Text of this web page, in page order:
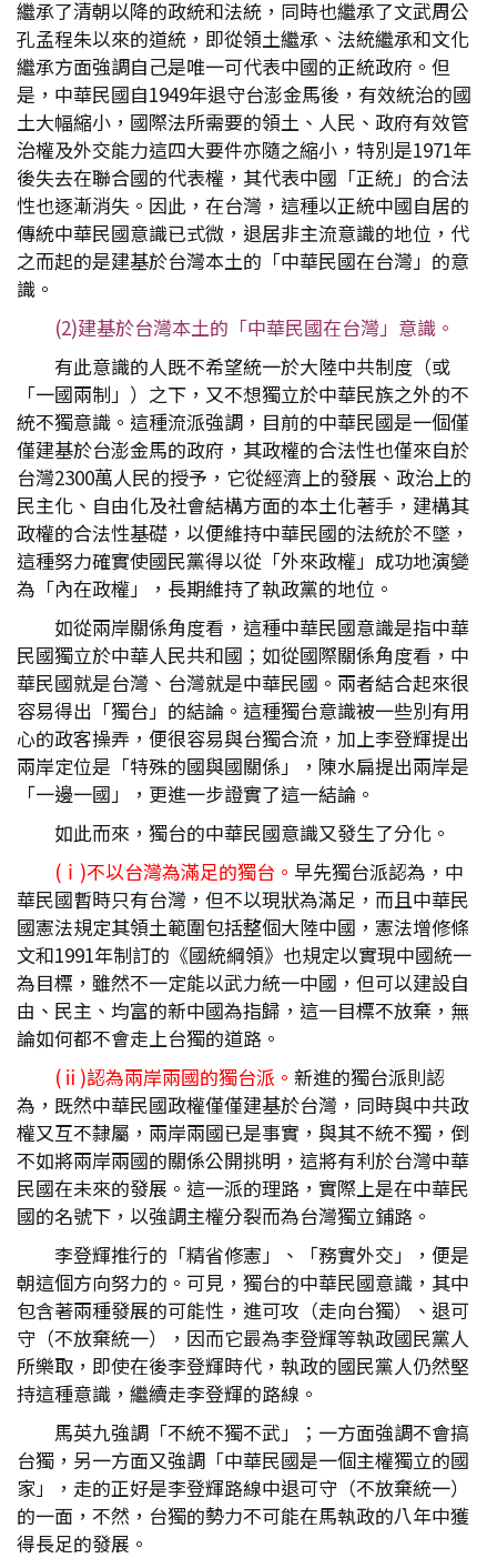
繼承了清朝以降的政統和法統，同時也繼承了文武周公
孔孟程朱以來的道統，即從領土繼承、法統繼承和文化
繼承方面強調自己是唯一可代表中國的正統政府。但
是，中華民國自1949年退守台澎金馬後，有效統治的國
土大幅縮小，國際法所需要的領土、人民、政府有效管
治權及外交能力這四大要件亦隨之縮小，特別是1971年
後失去在聯合國的代表權，其代表中國「正統」的合法
性也逐漸消失。因此，在台灣，這種以正統中國自居的
傳統中華民國意識已式微，退居非主流意識的地位，代
之而起的是建基於台灣本土的「中華民國在台灣」的意
識。
(2)建基於台灣本土的「中華民國在台灣」意識。
有此意識的人既不希望統一於大陸中共制度（或
「一國兩制」）之下，又不想獨立於中華民族之外的不
統不獨意識。這種流派強調，目前的中華民國是一個僅
僅建基於台澎金馬的政府，其政權的合法性也僅來自於
台灣2300萬人民的授予，它從經濟上的發展、政治上的
民主化、自由化及社會結構方面的本土化著手，建構其
政權的合法性基礎，以便維持中華民國的法統於不墜，
這種努力確實使國民黨得以從「外來政權」成功地演變
為「內在政權」，長期維持了執政黨的地位。
如從兩岸關係角度看，這種中華民國意識是指中華
民國獨立於中華人民共和國；如從國際關係角度看，中
華民國就是台灣、台灣就是中華民國。兩者結合起來很
容易得出「獨台」的結論。這種獨台意識被一些別有用
心的政客操弄，便很容易與台獨合流，加上李登輝提出
兩岸定位是「特殊的國與國關係」，陳水扁提出兩岸是
「一邊一國」，更進一步證實了這一結論。
如此而來，獨台的中華民國意識又發生了分化。
(ⅰ)不以台灣為滿足的獨台。 早先獨台派認為，中
華民國暫時只有台灣，但不以現狀為滿足，而且中華民
國憲法規定其領土範圍包括整個大陸中國，憲法增修條
文和1991年制訂的《國統綱領》也規定以實現中國統一
為目標，雖然不一定能以武力統一中國，但可以建設自
由、民主、均富的新中國為指歸，這一目標不放棄，無
論如何都不會走上台獨的道路。
(ⅱ)認為兩岸兩國的獨台派。 新進的獨台派則認
為，既然中華民國政權僅僅建基於台灣，同時與中共政
權又互不隸屬，兩岸兩國已是事實，與其不統不獨，倒
不如將兩岸兩國的關係公開挑明，這將有利於台灣中華
民國在未來的發展。這一派的理路，實際上是在中華民
國的名號下，以強調主權分裂而為台灣獨立鋪路。
李登輝推行的「精省修憲」、「務實外交」，便是
朝這個方向努力的。可見，獨台的中華民國意識，其中
包含著兩種發展的可能性，進可攻（走向台獨）、退可
守（不放棄統一），因而它最為李登輝等執政國民黨人
所樂取，即使在後李登輝時代，執政的國民黨人仍然堅
持這種意識，繼續走李登輝的路線。
馬英九強調「不統不獨不武」；一方面強調不會搞
台獨，另一方面又強調「中華民國是一個主權獨立的國
家」，走的正好是李登輝路線中退可守（不放棄統一）
的一面，不然，台獨的勢力不可能在馬執政的八年中獲
得長足的發展。